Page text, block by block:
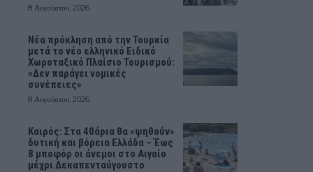
8 Αυγούστου, 2026
Νέα πρόκληση από την Τουρκία
μετά το νέο ελληνικό Ειδικό
Χωροταξικό Πλαίσιο Τουρισμού:
«Δεν παράγει νομικές
συνέπειες»
8 Αυγούστου, 2026
Καιρός: Στα 40άρια θα «ψηθούν»
δυτική και βόρεια Ελλάδα – Έως
8 μποφόρ οι άνεμοι στο Αιγαίο
μέχρι Δεκαπενταύγουστο